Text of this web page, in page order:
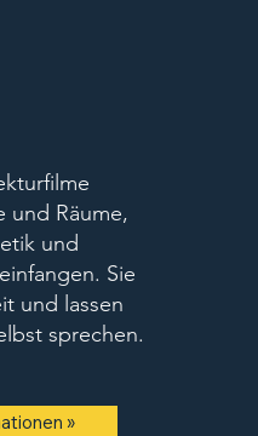
und Räume,
und
Sie
und lassen
sprechen.
»